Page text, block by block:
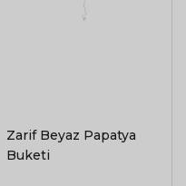
Zarif Beyaz Papatya
Buketi